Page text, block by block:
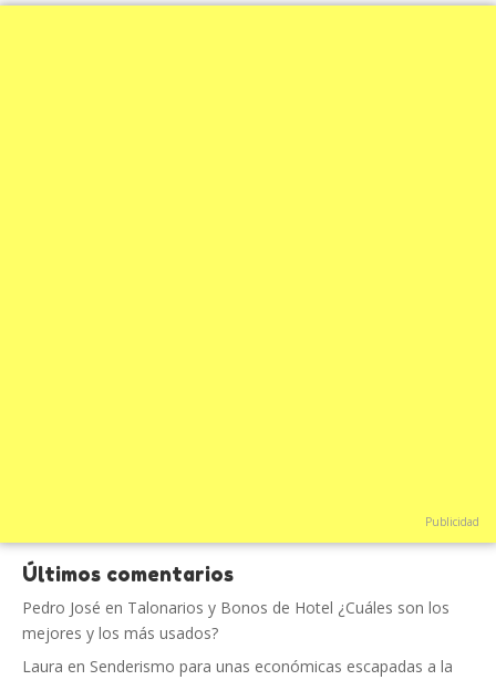
Publicidad
Últimos comentarios
Pedro José en Talonarios y Bonos de Hotel ¿Cuáles son los
mejores y los más usados?
Laura en Senderismo para unas económicas escapadas a la